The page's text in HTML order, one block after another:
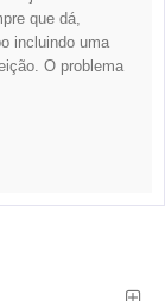
que dá,
incluindo uma
O problema